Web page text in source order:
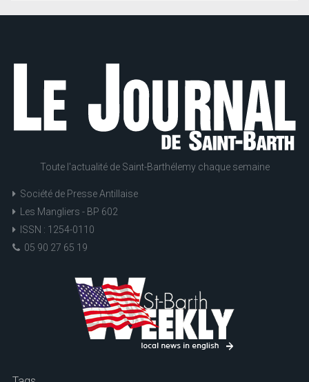
Toute l'actualité de Saint-Barthélemy chaque semaine
Société de Presse Antillaise
Les Mangliers - BP 602
ISSN : 1254-0110
05 90 27 65 19